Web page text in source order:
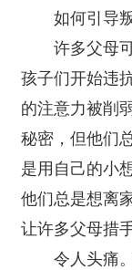
如何引导
许多父母
孩子们开始违
的注意力被削
秘密，但他们
是用自己的小
他们总是想离
让许多父母措
令人头痛